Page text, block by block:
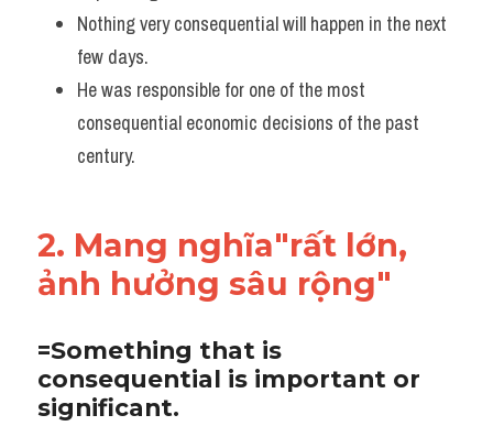
Writing
Homepage
Nothing very consequential will happen in the next
few days.
He was responsible for one of the most
consequential economic decisions of the past
century.
2. Mang nghĩa"rất lớn,
ảnh hưởng sâu rộng"
=Something that is
consequential is important or
significant.